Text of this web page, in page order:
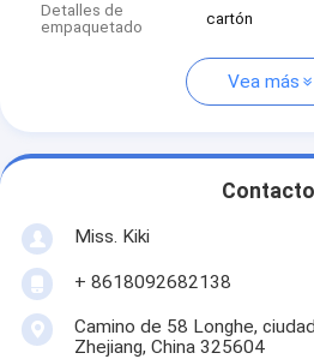
Detalles de
empaquetado
cartón
Vea más
Contacto
Miss. Kiki
+ 8618092682138
Camino de 58 Longhe,
Zhejiang, China 325604